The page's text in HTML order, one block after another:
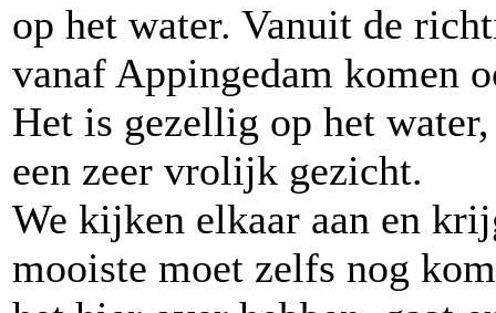
op het water. Vanuit de
vanaf Appingedam komen
Het is gezellig op het
een zeer vrolijk gezicht.
We kijken elkaar aan en
mooiste moet zelfs nog